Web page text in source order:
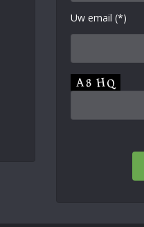
Uw email (*)